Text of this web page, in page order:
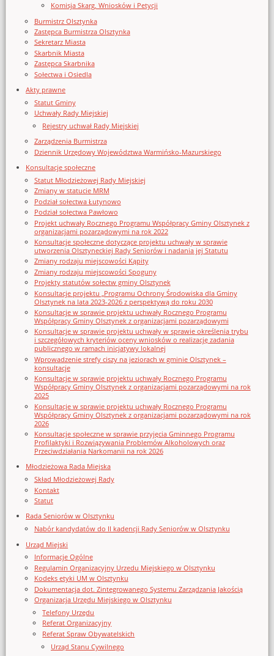
Komisja Skarg, Wniosków i Petycji
Burmistrz Olsztynka
Zastępca Burmistrza Olsztynka
Sekretarz Miasta
Skarbnik Miasta
Zastępca Skarbnika
Sołectwa i Osiedla
Akty prawne
Statut Gminy
Uchwały Rady Miejskiej
Rejestry uchwał Rady Miejskiej
Zarządzenia Burmistrza
Dziennik Urzędowy Województwa Warmińsko-Mazurskiego
Konsultacje społeczne
Statut Młodzieżowej Rady Miejskiej
Zmiany w statucie MRM
Podział sołectwa Łutynowo
Podział sołectwa Pawłowo
Projekt uchwały Rocznego Programu Współpracy Gminy Olsztynek z
organizacjami pozarządowymi na rok 2022
Konsultacje społeczne dotyczące projektu uchwały w sprawie
utworzenia Olsztyneckiej Rady Seniorów i nadania jej Statutu
Zmiany rodzaju miejscowości Kąpity
Zmiany rodzaju miejscowości Spoguny
Projekty statutów sołectw gminy Olsztynek
Konsultacje projektu „Programu Ochrony Środowiska dla Gminy
Olsztynek na lata 2023-2026 z perspektywą do roku 2030
Konsultacje w sprawie projektu uchwały Rocznego Programu
Współpracy Gminy Olsztynek z organizacjami pozarządowymi
Konsultacje w sprawie projektu uchwały w sprawie określenia trybu
i szczegółowych kryteriów oceny wniosków o realizację zadania
publicznego w ramach inicjatywy lokalnej
Wprowadzenie strefy ciszy na jeziorach w gminie Olsztynek –
konsultacje
Konsultacje w sprawie projektu uchwały Rocznego Programu
Współpracy Gminy Olsztynek z organizacjami pozarządowymi na rok
2025
Konsultacje w sprawie projektu uchwały Rocznego Programu
Współpracy Gminy Olsztynek z organizacjami pozarządowymi na rok
2026
Konsultacje społeczne w sprawie przyjęcia Gminnego Programu
Profilaktyki i Rozwiązywania Problemów Alkoholowych oraz
Przeciwdziałania Narkomanii na rok 2026
Młodzieżowa Rada Miejska
Skład Młodzieżowej Rady
Kontakt
Statut
Rada Seniorów w Olsztynku
Nabór kandydatów do II kadencji Rady Seniorów w Olsztynku
Urząd Miejski
Informacje Ogólne
Regulamin Organizacyjny Urzedu Miejskiego w Olsztynku
Kodeks etyki UM w Olsztynku
Dokumentacja dot. Zintegrowanego Systemu Zarządzania Jakością
Organizacja Urzędu Miejskiego w Olsztynku
Telefony Urzędu
Referat Organizacyjny
Referat Spraw Obywatelskich
Urząd Stanu Cywilnego